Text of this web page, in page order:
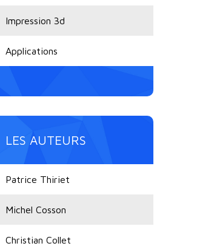
Impression 3d
Applications
LES AUTEURS
Patrice Thiriet
Michel Cosson
Christian Collet